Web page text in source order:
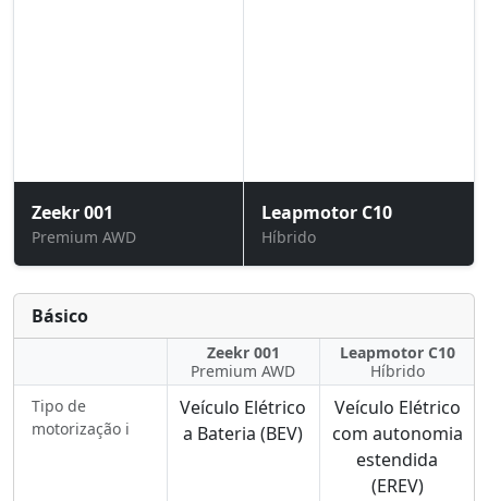
Zeekr 001
Premium AWD
Leapmotor C10
Híbrido
Básico
Zeekr 001
Premium AWD
Leapmotor C10
Híbrido
Tipo de
motorização ℹ️
Veículo Elétrico
a Bateria (BEV)
Veículo Elétrico
com autonomia
estendida
(EREV)